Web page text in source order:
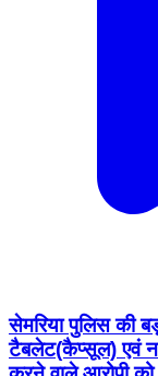
सेमरिया पुलिस की
टैबलेट(कैप्सूल) एवं